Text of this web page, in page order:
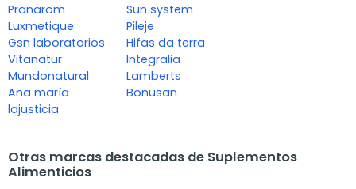
Pranarom
Luxmetique
Gsn laboratorios
Vitanatur
Mundonatural
Ana maría
lajusticia
Sun system
Pileje
Hifas da terra
Integralia
Lamberts
Bonusan
Otras marcas destacadas de Suplementos
Alimenticios